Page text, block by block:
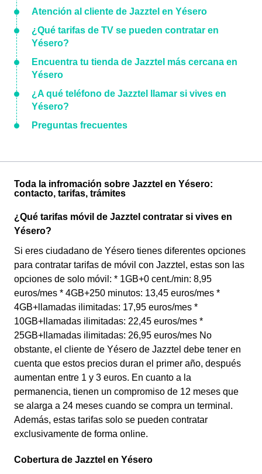
Atención al cliente de Jazztel en Yésero
¿Qué tarifas de TV se pueden contratar en
Yésero?
Encuentra tu tienda de Jazztel más cercana en
Yésero
¿A qué teléfono de Jazztel llamar si vives en
Yésero?
Preguntas frecuentes
Toda la infromación sobre Jazztel en Yésero:
contacto, tarifas, trámites
¿Qué tarifas móvil de Jazztel contratar si vives en
Yésero?
Si eres ciudadano de Yésero tienes diferentes opciones
para contratar tarifas de móvil con Jazztel, estas son las
opciones de solo móvil: * 1GB+0 cent./min: 8,95
euros/mes * 4GB+250 minutos: 13,45 euros/mes *
4GB+llamadas ilimitadas: 17,95 euros/mes *
10GB+llamadas ilimitadas: 22,45 euros/mes *
25GB+llamadas ilimitadas: 26,95 euros/mes No
obstante, el cliente de Yésero de Jazztel debe tener en
cuenta que estos precios duran el primer año, después
aumentan entre 1 y 3 euros. En cuanto a la
permanencia, tienen un compromiso de 12 meses que
se alarga a 24 meses cuando se compra un terminal.
Además, estas tarifas solo se pueden contratar
exclusivamente de forma online.
Cobertura de Jazztel en Yésero